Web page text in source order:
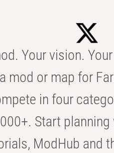
Your vision.
mod or map for
in four
Start planning
ModHub and